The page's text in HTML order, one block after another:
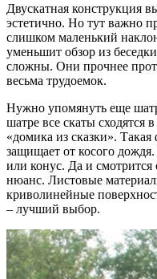
Двускатная конструкция
эстетично. Но тут важно
слишком маленький
уменьшит обзор из
сложны. Они прочнее
весьма трудоемок.
Нужно упомянуть еще
шатре все скаты сходятся
«домика из сказки».
защищает от косого
или конус. Да и смотрится
нюанс. Листовые
криволинейные
– лучший выбор.